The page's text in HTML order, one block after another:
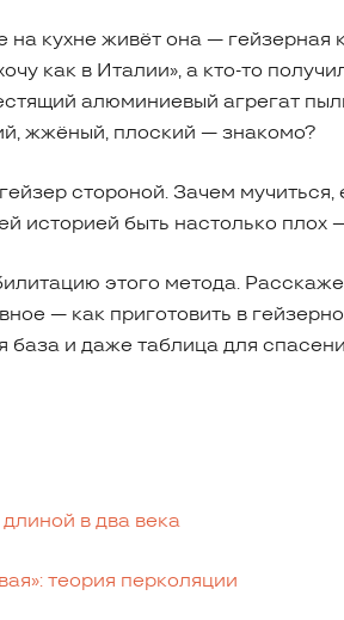
кухне живёт она — гейзерная
как в Италии», а кто-то
алюминиевый агрегат
жжёный, плоский — знакомо?
стороной. Зачем
историей быть настолько плох
этого метода.
— как приготовить в
база и даже таблица для
в два века
теория перколяции